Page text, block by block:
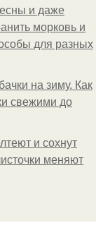
и даже
морковь и
для разных
на зиму. Как
свежими до
и сохнут
меняют